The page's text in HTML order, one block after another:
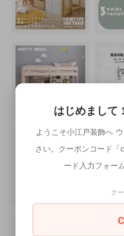
はじめまして
ようこそ小江戸装飾へ
さい。クーポンコード「
ード入力フォー
ク